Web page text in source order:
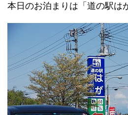
本日のお泊まりは「道の駅は